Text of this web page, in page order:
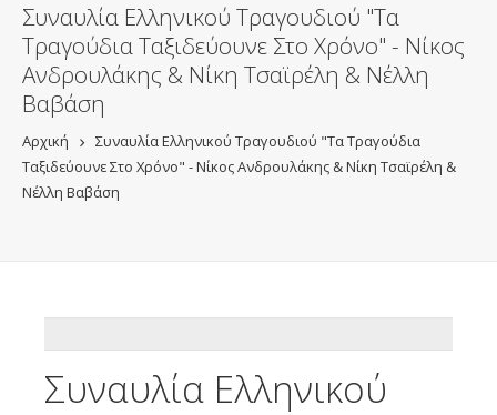
Συναυλία Ελληνικού Τραγουδιού "Τα
Τραγούδια Ταξιδεύουνε Στο Χρόνο" - Νίκος
Ανδρουλάκης & Νίκη Τσαϊρέλη & Νέλλη
Βαβάση
Αρχική
Συναυλία Ελληνικού Τραγουδιού "Τα Τραγούδια
Ταξιδεύουνε Στο Χρόνο" - Νίκος Ανδρουλάκης & Νίκη Τσαϊρέλη &
Νέλλη Βαβάση
Συναυλία Ελληνικού